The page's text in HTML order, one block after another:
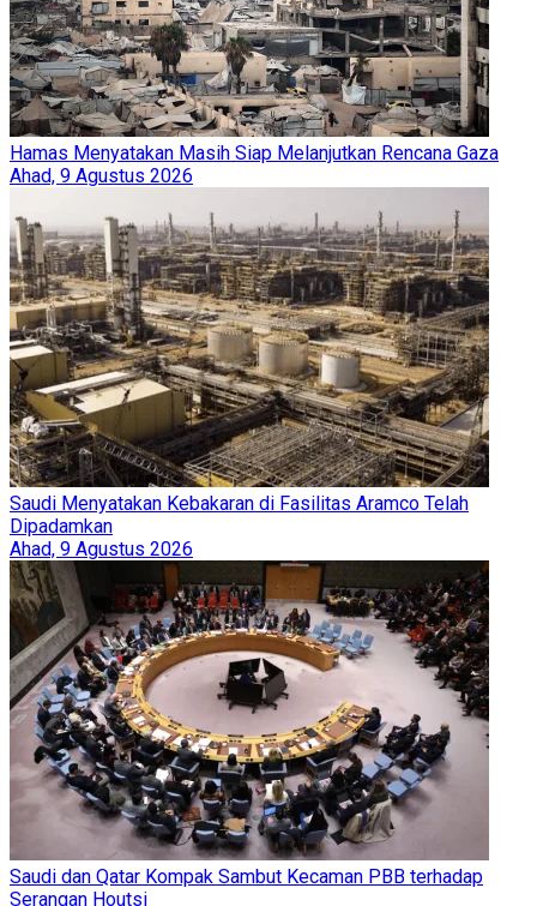
Hamas Menyatakan Masih Siap Melanjutkan Rencana Gaza
Ahad, 9 Agustus 2026
Saudi Menyatakan Kebakaran di Fasilitas Aramco Telah
Dipadamkan
Ahad, 9 Agustus 2026
Saudi dan Qatar Kompak Sambut Kecaman PBB terhadap
Serangan Houtsi